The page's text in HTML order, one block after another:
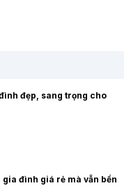
đẹp, sang trọng cho
đình giá rẻ mà vẫn bền